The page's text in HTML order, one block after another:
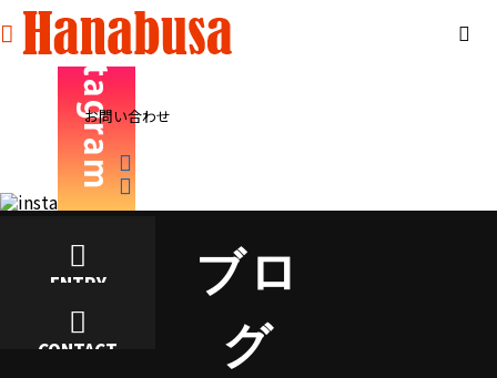
お問い合わせ
ENTRY
CONTACT
ブロ
グ